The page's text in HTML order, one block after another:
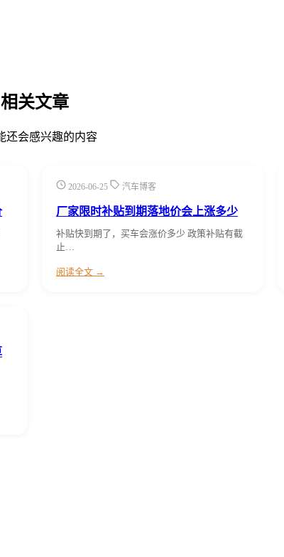
相关文章
还会感兴趣的内容
2026-06-25 汽车博客
厂家限时补贴到期落地价会上涨多少
补贴快到期了，买车会涨价多少 政策补贴有截
止…
阅读全文 →